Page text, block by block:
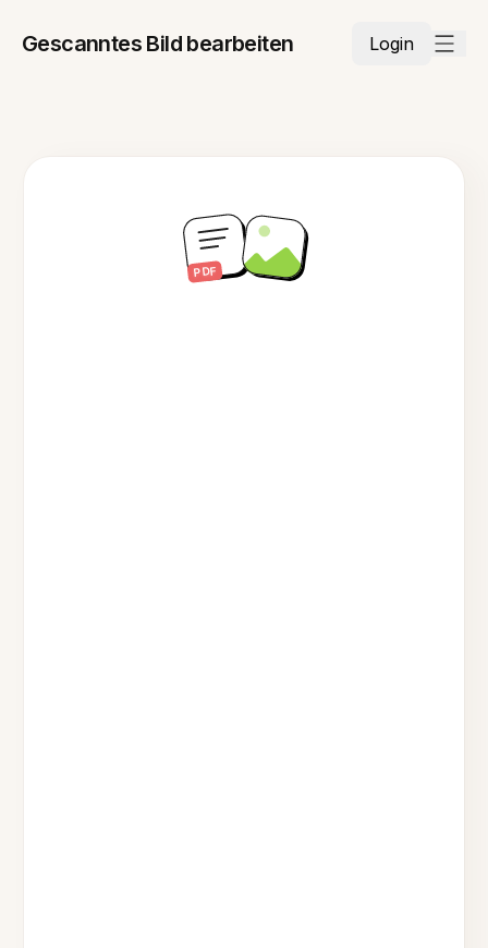
Gescanntes Bild bearbeiten Login